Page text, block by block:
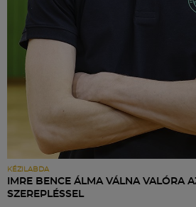
KÉZILABDA
IMRE BENCE ÁLMA VÁLNA VALÓRA
SZEREPLÉSSEL